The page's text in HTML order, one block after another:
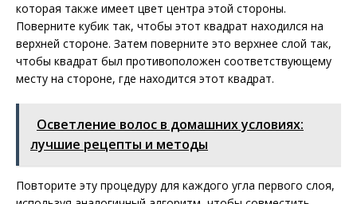
которая также имеет цвет центра этой стороны.
Поверните кубик так, чтобы этот квадрат находился на
верхней стороне. Затем поверните это верхнее слой так,
чтобы квадрат был противоположен соответствующему
месту на стороне, где находится этот квадрат.
Осветление волос в домашних условиях:
лучшие рецепты и методы
Повторите эту процедуру для каждого угла первого слоя,